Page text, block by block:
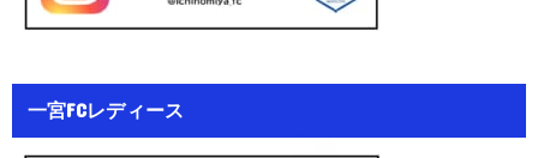
一宮FCレディース